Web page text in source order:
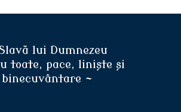
lui Dumnezeu
toate, pace, liniște și
binecuvântare ~